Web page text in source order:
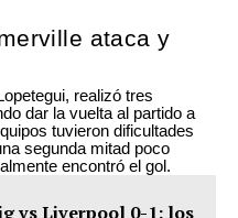
ataca y
realizó tres
dar la vuelta al partido a
tuvieron dificultades
segunda mitad poco
encontró el gol.
vs Liverpool 0-1: los